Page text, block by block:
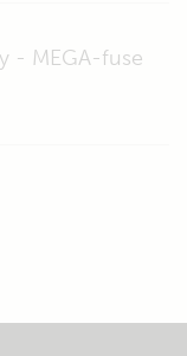
- MEGA-fuse